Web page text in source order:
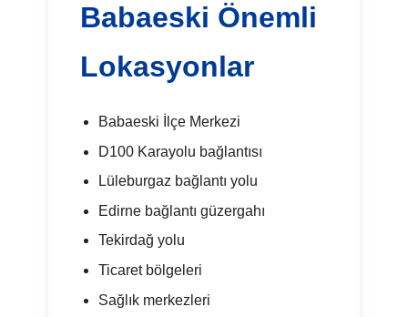
Babaeski Önemli
Lokasyonlar
Babaeski İlçe Merkezi
D100 Karayolu bağlantısı
Lüleburgaz bağlantı yolu
Edirne bağlantı güzergahı
Tekirdağ yolu
Ticaret bölgeleri
Sağlık merkezleri